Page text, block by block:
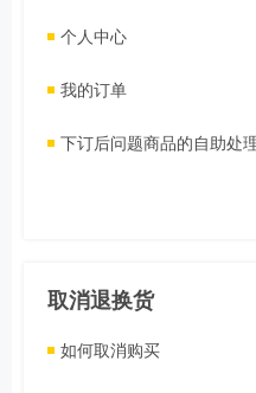
个人中心
我的订单
下订后问题商品的自助处
取消退换货
如何取消购买